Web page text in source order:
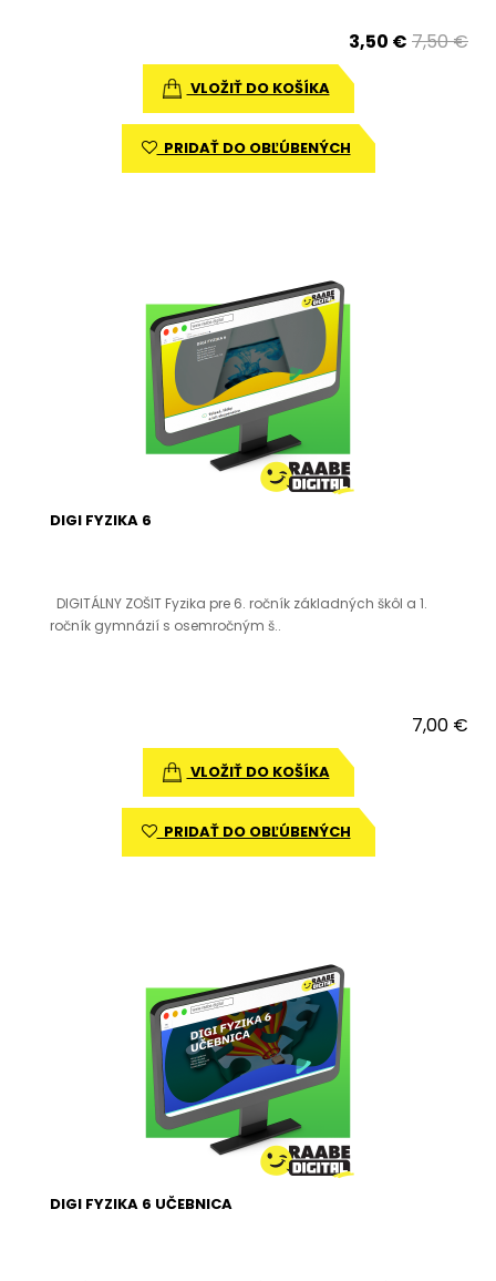
3,50 € 7,50 €
VLOŽIŤ DO KOŠÍKA
PRIDAŤ DO OBĽÚBENÝCH
DIGI FYZIKA 6
DIGITÁLNY ZOŠIT Fyzika pre 6. ročník základných škôl a 1.
ročník gymnázií s osemročným š..
7,00 €
VLOŽIŤ DO KOŠÍKA
PRIDAŤ DO OBĽÚBENÝCH
DIGI FYZIKA 6 UČEBNICA